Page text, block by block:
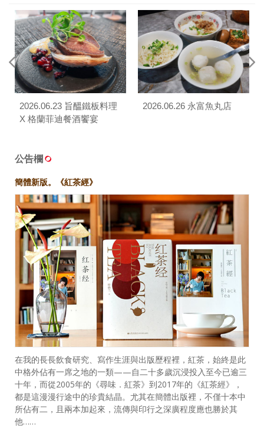
2026.06.23 旨醞鐵板料理
X 格蘭菲迪餐酒饗宴
2026.06.26 永富魚丸店
公告欄
簡體新版。《紅茶經》
在我的長長飲食研究、寫作生涯與出版歷程裡，紅茶，始終是此
中格外佔有一席之地的一類——自二十多歲沉浸投入至今已逾三
十年，而從2005年的《尋味．紅茶》到2017年的《紅茶經》，
都是這漫漫行途中的珍貴結晶。尤其在簡體出版裡，不僅十本中
所佔有二，且兩本加起來，流傳與印行之深廣程度應也勝於其
他……